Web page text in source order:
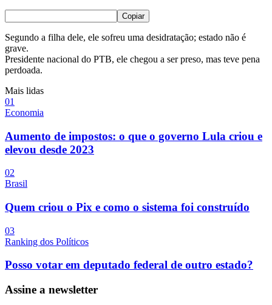
Copiar
Segundo a filha dele, ele sofreu uma desidratação; estado não é
grave.
Presidente nacional do PTB, ele chegou a ser preso, mas teve pena
perdoada.
Mais lidas
01
Economia
Aumento de impostos: o que o governo Lula criou e
elevou desde 2023
02
Brasil
Quem criou o Pix e como o sistema foi construído
03
Ranking dos Políticos
Posso votar em deputado federal de outro estado?
Assine a newsletter